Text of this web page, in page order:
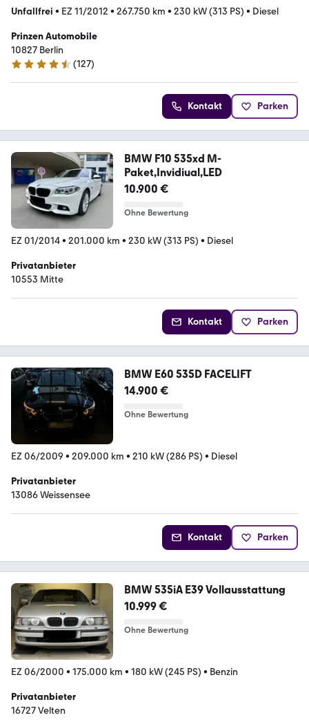
Unfallfrei • EZ 11/2012 • 267.750 km • 230 kW (313 PS) • Diesel
Prinzen Automobile
10827 Berlin
4.5 Sterne
(127)
Kontakt Parken
BMW F10 535xd M-
Paket,Invidiual,LED
10.900 €
Ohne Bewertung
EZ 01/2014• 201.000 km • 230 kW (313 PS) • Diesel
Privatanbieter
10553 Mitte
Kontakt Parken
BMW E60 535D FACELIFT
14.900 €
Ohne Bewertung
EZ 06/2009 • 209.000 km • 210 kW (286 PS) • Diesel
Privatanbieter
13086 Weissensee
Kontakt Parken
BMW 535iA E39 Vollausstattung
10.999 €
Ohne Bewertung
EZ 06/2000 • 175.000 km • 180 kW (245 PS) • Benzin
Privatanbieter
16727 Velten